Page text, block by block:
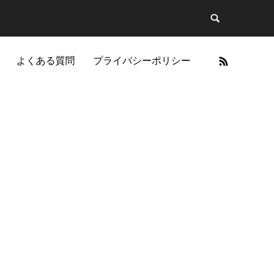
よくある質問 プライバシーポリシー